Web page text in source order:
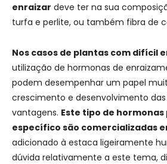
enraizar deve ter na sua
turfa e perlite, ou também fibra de
Nos casos de plantas com difícil
utilização de hormonas de
podem desempenhar um papel
crescimento e desenvolvimento
vantagens. Este tipo de
específico são comercializadas
adicionado à estaca ligeiramente
dúvida relativamente a este tema,